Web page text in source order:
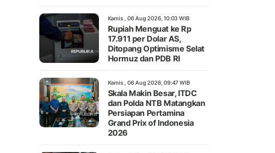
Kamis , 06 Aug 2026, 10:03 WIB
Rupiah Menguat ke Rp
17.911 per Dolar AS,
Ditopang Optimisme Selat
Hormuz dan PDB RI
Kamis , 06 Aug 2026, 09:47 WIB
Skala Makin Besar, ITDC
dan Polda NTB Matangkan
Persiapan Pertamina
Grand Prix of Indonesia
2026